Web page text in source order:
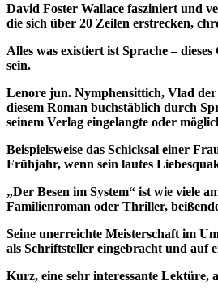
David Foster Wallace fasziniert und
die sich über 20 Zeilen erstrecken,
Alles was existiert ist Sprache –
sein.
Lenore jun. Nymphensittich, Vlad
diesem Roman buchstäblich durch
seinem Verlag eingelangte oder
Beispielsweise das Schicksal einer
Frühjahr, wenn sein lautes
„Der Besen im System“ ist wie viele
Familienroman oder Thriller,
Seine unerreichte Meisterschaft im
als Schriftsteller eingebracht und auf
Kurz, eine sehr interessante Lektüre,